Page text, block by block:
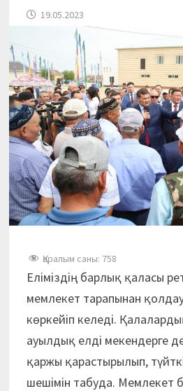
19.05.2023
Қаралым саны: 758
Еліміздің барлық қаласы
мемлекет тарапынан
көркейіп келеді.
ауылдық елді мекендерге
қаржы қарастырылып,
шешімін табуда. Мемлекет